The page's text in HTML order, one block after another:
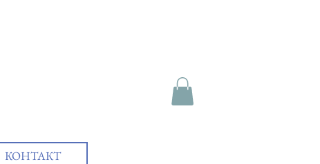
КОНТАКТ